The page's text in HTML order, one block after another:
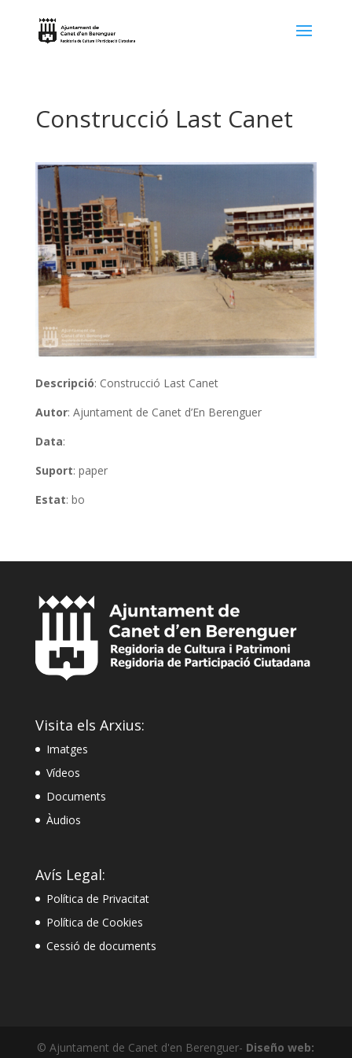
Construcció Last Canet
Descripció: Construcció Last Canet
Autor: Ajuntament de Canet d’En Berenguer
Data:
Suport: paper
Estat: bo
Visita els Arxius:
Imatges
Vídeos
Documents
Àudios
Avís Legal:
Política de Privacitat
Política de Cookies
Cessió de documents
© Ajuntament de Canet d'en Berenguer- Diseño web: